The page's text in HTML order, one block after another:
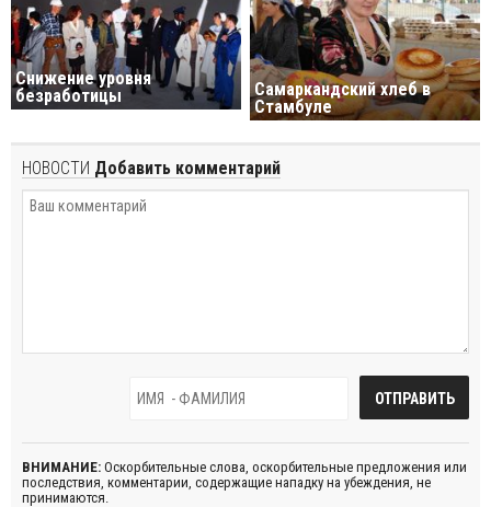
Снижение уровня
безработицы
Самаркандский хлеб в
Стамбуле
НОВОСТИ Добавить комментарий
ВНИМАНИЕ: Оскорбительные слова, оскорбительные предложения или
последствия, комментарии, содержащие нападку на убеждения, не
принимаются.